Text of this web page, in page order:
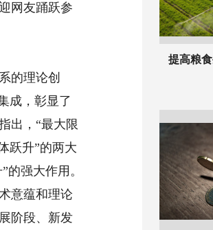
网友踊跃参
的理论创
成，彰显了
出，“最大限
跃升”的两大
强大作用。
意蕴和理论
阶段、新发
提高粮